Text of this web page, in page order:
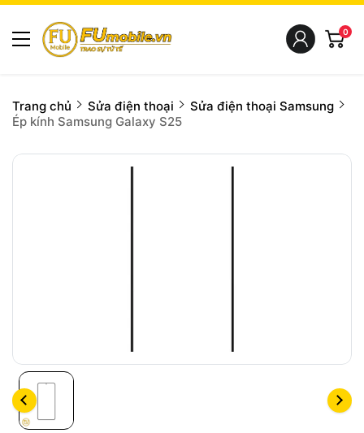
0
Trang chủ Sửa điện thoại
Sửa điện thoại Samsung
Ép kính Samsung Galaxy S25